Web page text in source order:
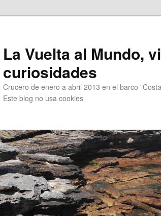
La Vuelta al Mundo,
curiosidades
Crucero de enero a abril 2013 en el barco
Este blog no usa cookies